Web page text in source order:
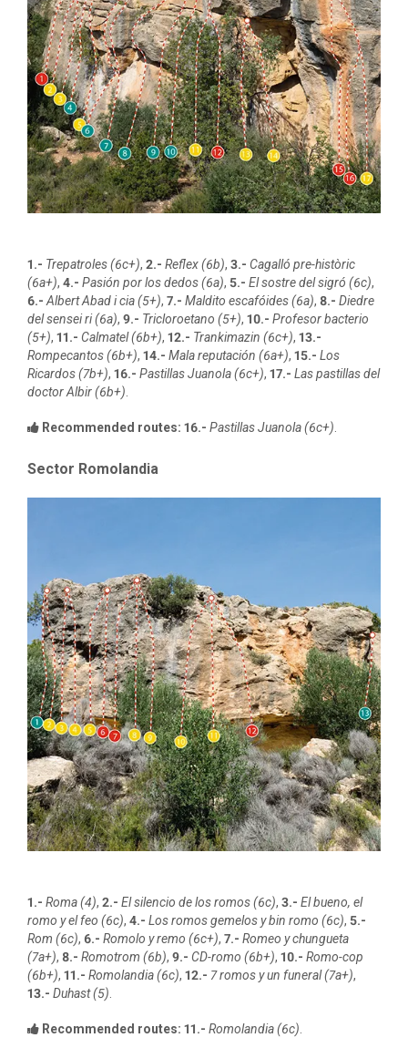
1.- Trepatroles (6c+), 2.- Reflex (6b), 3.- Cagalló pre-històric
(6a+), 4.- Pasión por los dedos (6a), 5.- El sostre del sigró (6c),
6.- Albert Abad i cia (5+), 7.- Maldito escafóides (6a), 8.- Diedre
del sensei ri (6a), 9.- Tricloroetano (5+), 10.- Profesor bacterio
(5+), 11.- Calmatel (6b+), 12.- Trankimazin (6c+), 13.-
Rompecantos (6b+), 14.- Mala reputación (6a+), 15.- Los
Ricardos (7b+), 16.- Pastillas Juanola (6c+), 17.- Las pastillas del
doctor Albir (6b+).
Recommended routes: 16.- Pastillas Juanola (6c+)
Sector Romolandia
1.- Roma (4), 2.- El silencio de los romos (6c), 3.- El bueno, el
romo y el feo (6c), 4.- Los romos gemelos y bin romo (6c), 5.-
Rom (6c), 6.- Romolo y remo (6c+), 7.- Romeo y chungueta
(7a+), 8.- Romotrom (6b), 9.- CD-romo (6b+), 10.- Romo-cop
(6b+), 11.- Romolandia (6c), 12.- 7 romos y un funeral (7a+),
13.- Duhast (5).
Recommended routes: 11.- Romolandia (6c)